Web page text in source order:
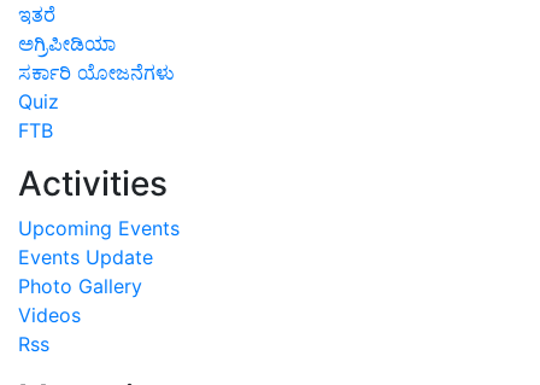
ಇತರೆ
ಅಗ್ರಿಪೀಡಿಯಾ
ಸರ್ಕಾರಿ ಯೋಜನೆಗಳು
Quiz
FTB
Activities
Upcoming Events
Events Update
Photo Gallery
Videos
Rss